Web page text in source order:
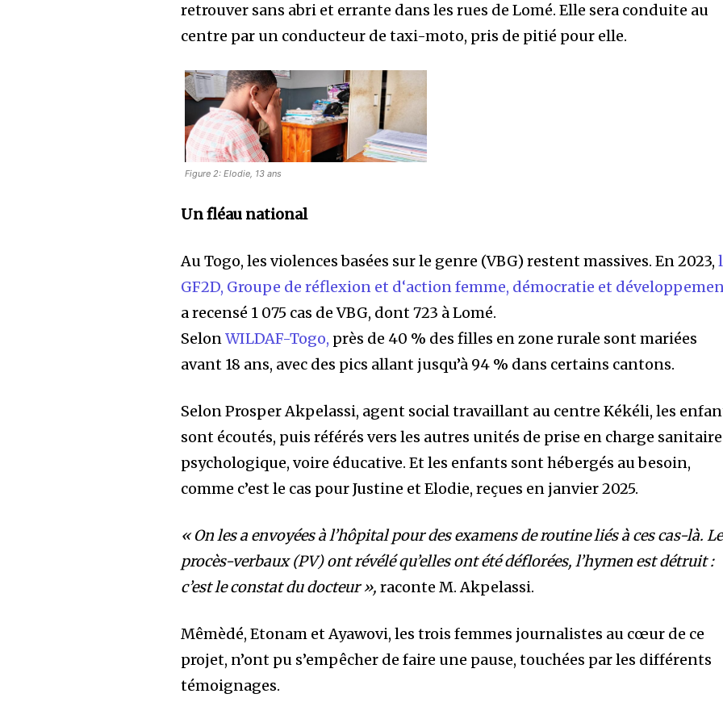
retrouver sans abri et errante dans les rues de Lomé. Elle sera conduite au
centre par un conducteur de taxi-moto, pris de pitié pour elle.
Figure 2: Elodie, 13 ans
Un fléau national
Au Togo, les violences basées sur le genre (VBG) restent massives. En 2023,
GF2D, Groupe de réflexion et d‘action femme, démocratie et
a recensé 1 075 cas de VBG, dont 723 à Lomé.
SelonWILDAF-Togo, près de 40 % des filles en zone rurale sont mariées
avant 18 ans, avec des pics allant jusqu’à 94 % dans certains cantons.
Selon Prosper Akpelassi, agent social travaillant au centre Kékéli, les
sont écoutés, puis référés vers les autres unités de prise en charge
psychologique, voire éducative. Et les enfants sont hébergés au besoin,
comme c’est le cas pour Justine et Elodie, reçues en janvier 2025.
« On les a envoyées à l’hôpital pour des examens de routine liés à ces cas-là.
procès-verbaux (PV) ont révélé qu’elles ont été déflorées, l’hymen est détruit :
c’est le constat du docteur », raconte M. Akpelassi.
Mêmèdé, Etonam et Ayawovi, les trois femmes journalistes au cœur de ce
projet, n’ont pu s’empêcher de faire une pause, touchées par les différents
témoignages.